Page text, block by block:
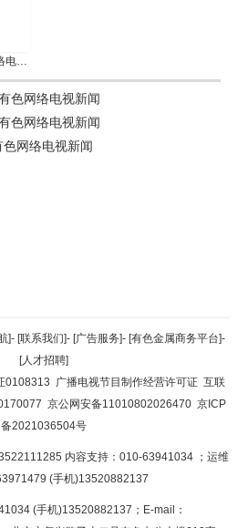
2026年2月27日中国有色网络电视新闻
色网络电视新闻
色网络电视新闻
网络电视新闻
返回顶部
返回首页
]- [联系我们]- [广告服务]- [有色金属商务平台]-
[人才招聘]
0108313 广播电视节目制作经营许可证 互联
京公网安备11010802026470 京ICP
备2021036504号
内容支持：010-63941034 ；运维
(手机)13520882137
(手机)13520882137；E-mail：